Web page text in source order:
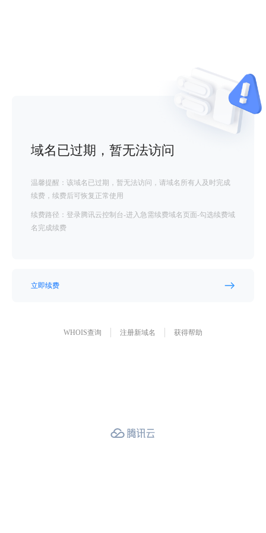
域名已过期，暂无法访问
温馨提醒：该域名已过期，暂无法访问，请域名所有人及时完成
续费，续费后可恢复正常使用
续费路径：登录腾讯云控制台-进入急需续费域名页面-勾选续费域
名完成续费
立即续费
WHOIS查询 注册新域名 获得帮助